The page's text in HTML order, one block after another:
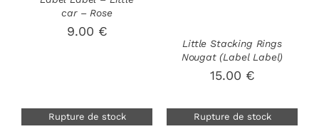
car – Rose
9.00 €
Little Stacking Rings
Nougat (Label Label)
15.00 €
Rupture de stock Rupture de stock